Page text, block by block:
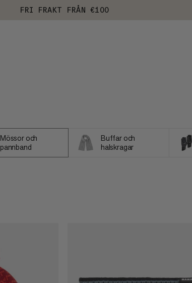
FRI FRAKT FRÅN €100
Mössor och
pannband
Buffar och
halskragar